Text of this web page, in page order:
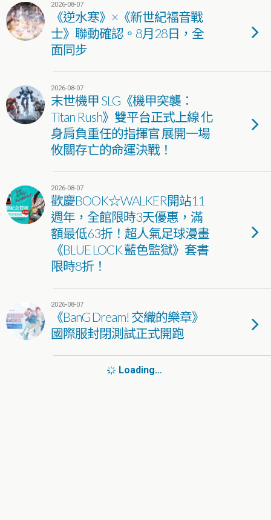
2026-08-07
《逆水寒》×《新世紀福音戰
士》聯動確認。8月28日，全
面同步
2026-08-07
末世機甲 SLG《機甲突襲：
Titan Rush》雙平台正式上線 化
身肩負重任的指揮官 展開一場
攸關存亡的命運決戰！
2026-08-07
歡慶BOOK☆WALKER開站11
週年，全館限時3天優惠，滿
額最低63折！超人氣足球漫畫
《BLUE LOCK 藍色監獄》套書
限時8折！
2026-08-07
《BanG Dream! 交織的樂章》
國際服封閉測試正式開跑
Loading…